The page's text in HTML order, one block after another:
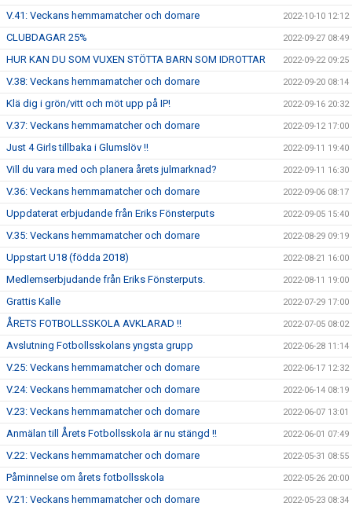
V.41: Veckans hemmamatcher och domare 2022-10-10 12:12
CLUBDAGAR 25% 2022-09-27 08:49
HUR KAN DU SOM VUXEN STÖTTA BARN SOM IDROTTAR 2022-09-22 09:25
V.38: Veckans hemmamatcher och domare 2022-09-20 08:14
Klä dig i grön/vitt och möt upp på IP! 2022-09-16 20:32
V.37: Veckans hemmamatcher och domare 2022-09-12 17:00
Just 4 Girls tillbaka i Glumslöv !! 2022-09-11 19:40
Vill du vara med och planera årets julmarknad? 2022-09-11 16:30
V.36: Veckans hemmamatcher och domare 2022-09-06 08:17
Uppdaterat erbjudande från Eriks Fönsterputs 2022-09-05 15:40
V.35: Veckans hemmamatcher och domare 2022-08-29 09:19
Uppstart U18 (födda 2018) 2022-08-21 16:00
Medlemserbjudande från Eriks Fönsterputs. 2022-08-11 19:00
Grattis Kalle 2022-07-29 17:00
ÅRETS FOTBOLLSSKOLA AVKLARAD !! 2022-07-05 08:02
Avslutning Fotbollsskolans yngsta grupp 2022-06-28 11:14
V.25: Veckans hemmamatcher och domare 2022-06-17 12:32
V.24: Veckans hemmamatcher och domare 2022-06-14 08:19
V.23: Veckans hemmamatcher och domare 2022-06-07 13:01
Anmälan till Årets Fotbollsskola är nu stängd !! 2022-06-01 07:49
V.22: Veckans hemmamatcher och domare 2022-05-31 08:55
Påminnelse om årets fotbollsskola 2022-05-26 20:00
V.21: Veckans hemmamatcher och domare 2022-05-23 08:34